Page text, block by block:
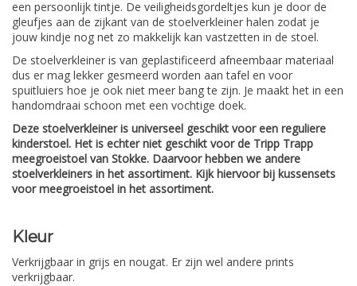
een persoonlijk tintje. De veiligheidsgordeltjes kun je door de
gleufjes aan de zijkant van de stoelverkleiner halen zodat je
jouw kindje nog net zo makkelijk kan vastzetten in de stoel.
De stoelverkleiner is van geplastificeerd afneembaar materiaal
dus er mag lekker gesmeerd worden aan tafel en voor
spuitluiers hoe je ook niet meer bang te zijn. Je maakt het in een
handomdraai schoon met een vochtige doek.
Deze stoelverkleiner is universeel geschikt voor een reguliere
kinderstoel. Het is echter niet geschikt voor de Tripp Trapp
meegroeistoel van Stokke. Daarvoor hebben we andere
stoelverkleiners in het assortiment. Kijk hiervoor bij kussensets
voor meegroeistoel in het assortiment.
Kleur
Verkrijgbaar in grijs en nougat. Er zijn wel andere prints
verkrijgbaar.